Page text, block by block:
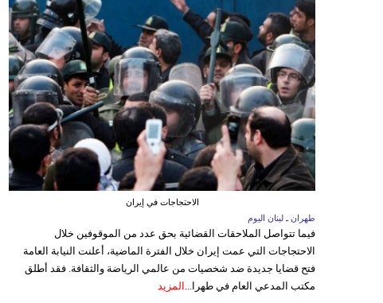
الاحتجاجات في إيران
طهران ـ لبنان اليوم
فيما تتواصل الملاحقات القضائية بحق عدد من الموقوفين خلال
الاحتجاجات التي عمت إيران خلال الفترة الماضية، أعلنت النيابة العامة
فتح قضايا جديدة ضد شخصيات من عالمي الرياضة والثقافة. فقد أطلق
مكتب المدعي العام في طهرا... المزيد